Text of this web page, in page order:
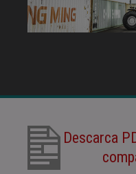
Descarca